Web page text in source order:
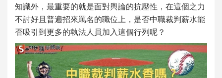
知識外，最重要的就是面對輿論的抗壓性，在這個之力
不討好且普遍招來罵名的職位上，是否中職裁判薪水能
否吸引到更多的執法人員加入這個行列呢？